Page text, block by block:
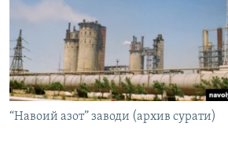
“Навоий азот” заводи (архив сурати)